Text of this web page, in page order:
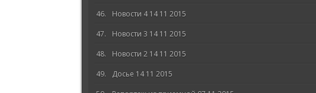
Новости 4 14 11 2015
Новости 3 14 11 2015
Новости 2 14 11 2015
Досье 14 11 2015